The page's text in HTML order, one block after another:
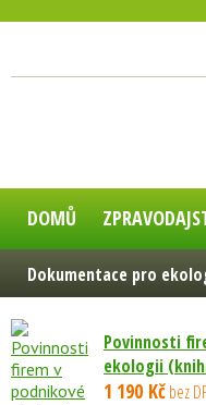
DOMŮ
Dokumentace pro
Povinnosti
ekologii
1 190 Kčbez